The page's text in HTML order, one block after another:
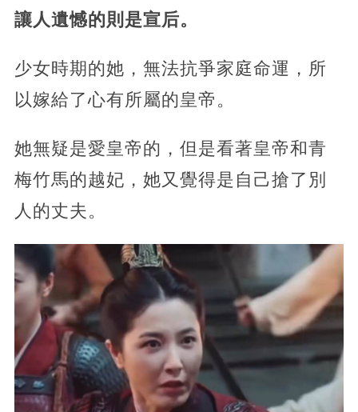
讓人遺憾的則是宣后。
少女時期的她，無法抗爭家庭命運，所
以嫁給了心有所屬的皇帝。
她無疑是愛皇帝的，但是看著皇帝和青
梅竹馬的越妃，她又覺得是自己搶了別
人的丈夫。